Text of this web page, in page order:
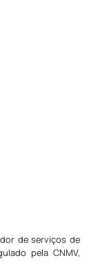
de serviços de
pela CNMV,